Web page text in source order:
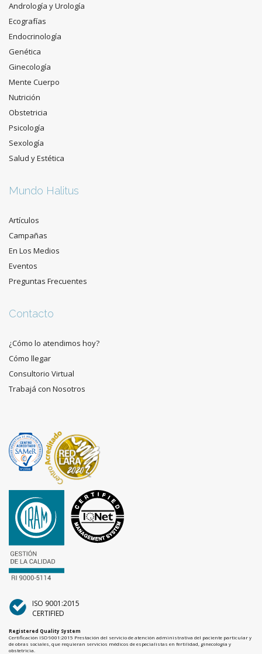
Andrología y Urología
Ecografías
Endocrinología
Genética
Ginecología
Mente Cuerpo
Nutrición
Obstetricia
Psicología
Sexología
Salud y Estética
Mundo Halitus
Artículos
Campañas
En Los Medios
Eventos
Preguntas Frecuentes
Contacto
¿Cómo lo atendimos hoy?
Cómo llegar
Consultorio Virtual
Trabajá con Nosotros
ISO 9001:2015
CERTIFIED
Registered Quality System
Certificación ISO 9001:2015 Prestación del servicio de atención administrativa del paciente particular y
de obras sociales, que requieran servicios médicos de especialistas en fertilidad, ginecología y
obstetricia.